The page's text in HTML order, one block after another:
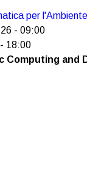
per l'Ambiente
- 09:00
18:00
Computing and